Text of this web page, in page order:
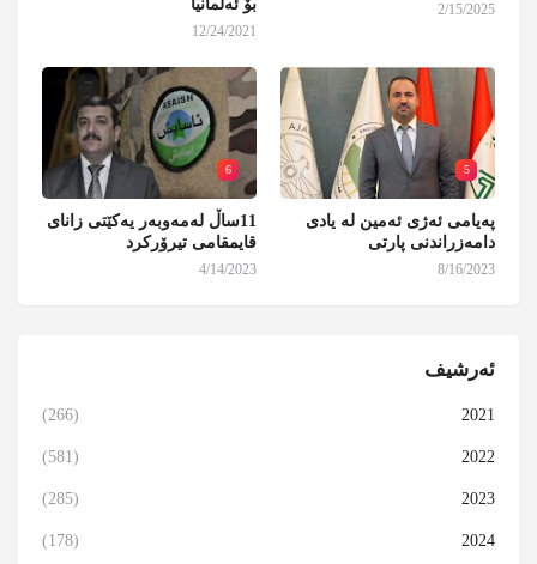
2/15/2025
بۆ ئەلمانیا
12/24/2021
5
پەیامی ئەژی ئەمین لە یادی
دامەزراندنی پارتی
8/16/2023
6
11ساڵ لەمەوبەر یەکێتی زانای
قایمقامی تیرۆرکرد
4/14/2023
ئەرشیف
2021
(266)
2022
(581)
2023
(285)
2024
(178)